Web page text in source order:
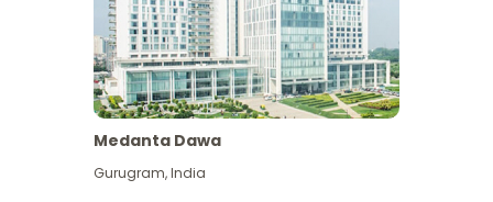
Medanta Dawa
Gurugram,India